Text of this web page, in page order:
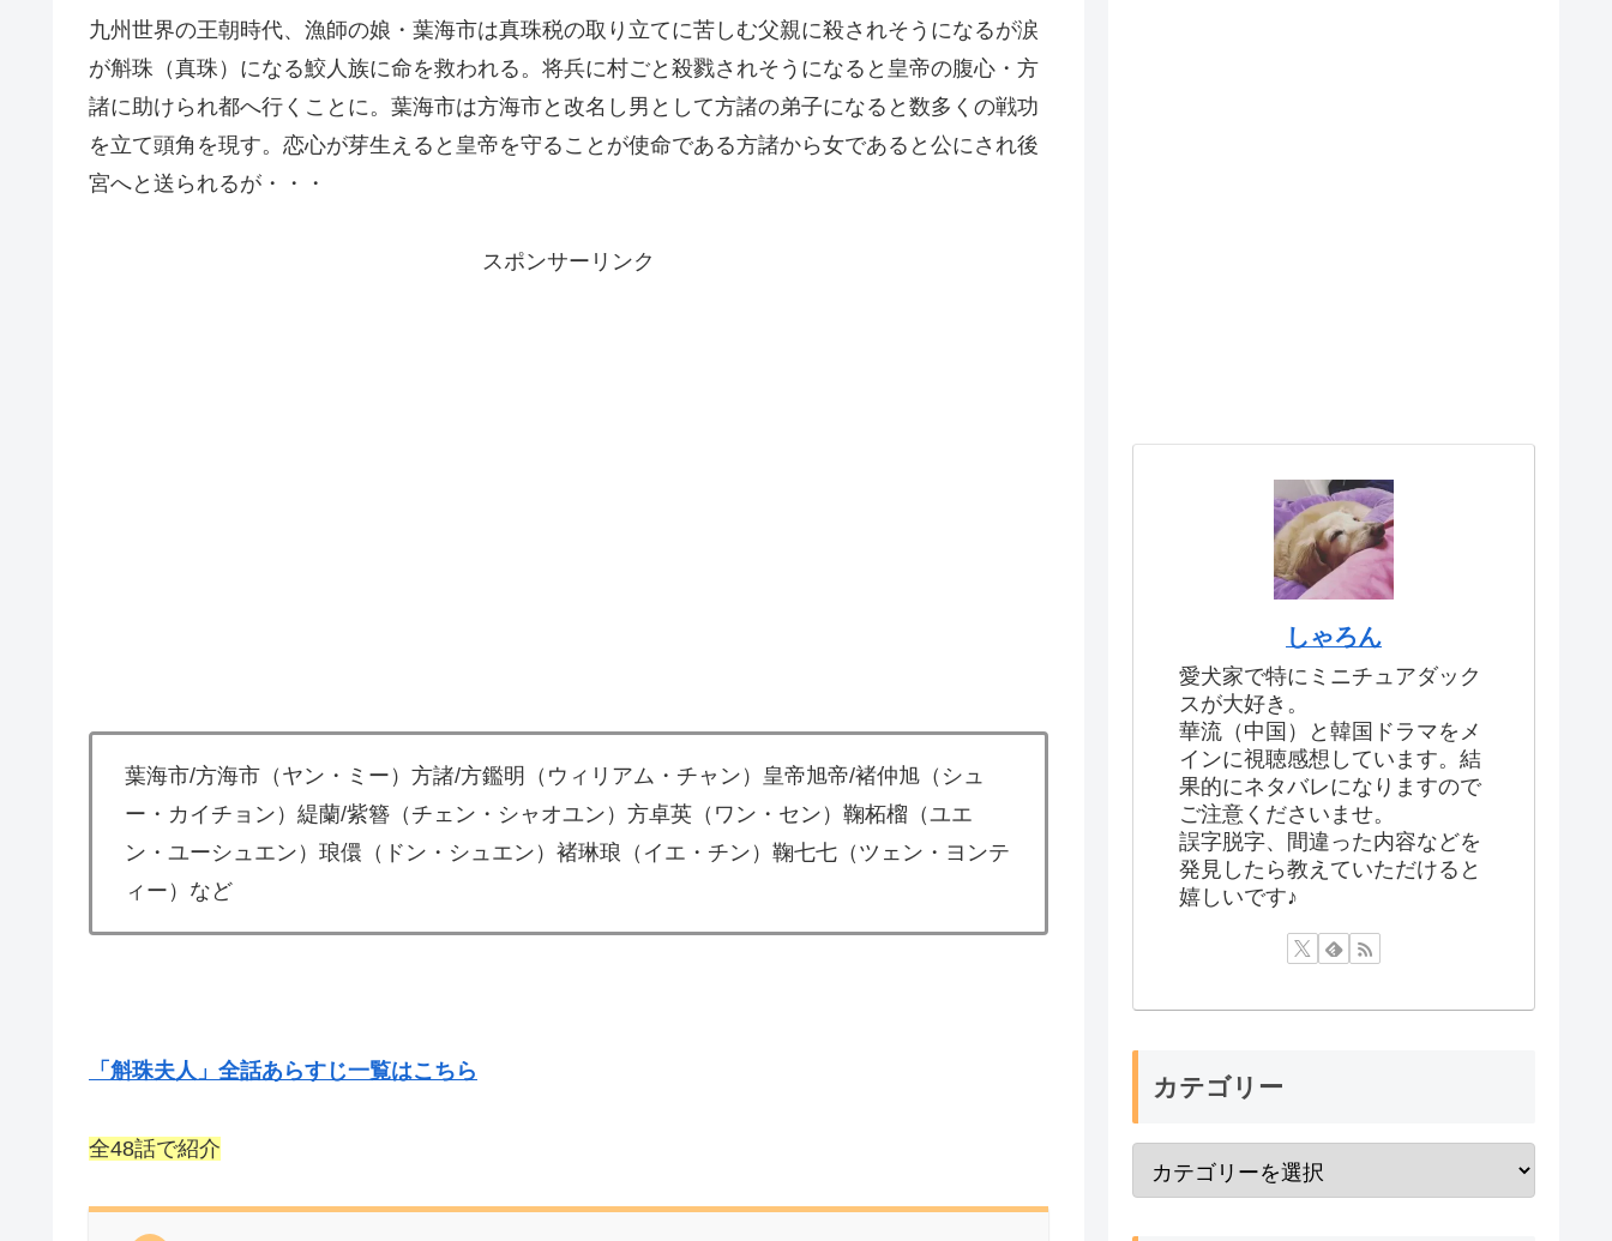
九州世界の王朝時代、漁師の娘・葉海市は真珠税の取り立てに苦しむ父親に殺されそうになるが涙
が斛珠（真珠）になる鮫人族に命を救われる。将兵に村ごと殺戮されそうになると皇帝の腹心・方
諸に助けられ都へ行くことに。葉海市は方海市と改名し男として方諸の弟子になると数多くの戦功
を立て頭角を現す。恋心が芽生えると皇帝を守ることが使命である方諸から女であると公にされ後
宮へと送られるが・・・
スポンサーリンク
葉海市/方海市（ヤン・ミー）方諸/方鑑明（ウィリアム・チャン）皇帝旭帝/褚仲旭（シュ
ー・カイチョン）緹蘭/紫簪（チェン・シャオユン）方卓英（ワン・セン）鞠柘榴（ユエ
ン・ユーシュエン）琅儇（ドン・シュエン）褚琳琅（イエ・チン）鞠七七（ツェン・ヨンテ
ィー）など
「斛珠夫人」全話あらすじ一覧はこちら
全48話で紹介
しゃろん
愛犬家で特にミニチュアダック
スが大好き。
華流（中国）と韓国ドラマをメ
インに視聴感想しています。結
果的にネタバレになりますので
ご注意くださいませ。
誤字脱字、間違った内容などを
発見したら教えていただけると
嬉しいです♪
カテゴリー